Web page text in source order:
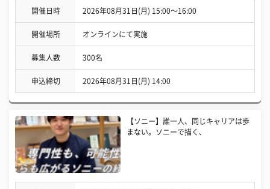
開催日時 2026年08月31日(月) 15:00〜16:00
開催場所 オンラインにて実施
募集人数 300名
申込締切 2026年08月31日(月) 14:00
【ソニー】誰一人、同じキャリアは歩
まない。ソニーで描く、